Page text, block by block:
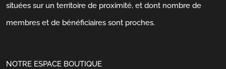
situées sur un territoire de proximité, et dont nombre de
membres et de bénéficiaires sont proches.
NOTRE ESPACE BOUTIQUE